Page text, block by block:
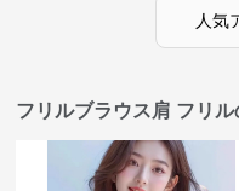
人気
フリルブラウス肩 フリ